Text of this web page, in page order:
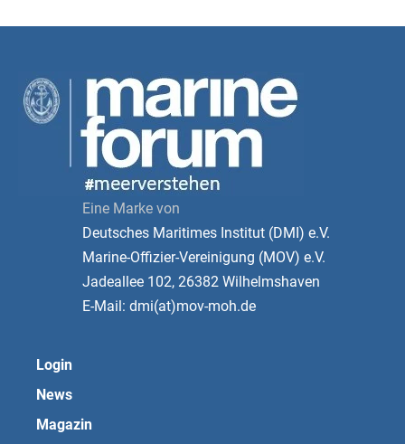
Eine Marke von
Deutsches Maritimes Institut (DMI) e.V.
Marine-Offizier-Vereinigung (MOV) e.V.
Jadeallee 102, 26382 Wilhelmshaven
E-Mail: dmi(at)mov-moh.de
Login
News
Magazin